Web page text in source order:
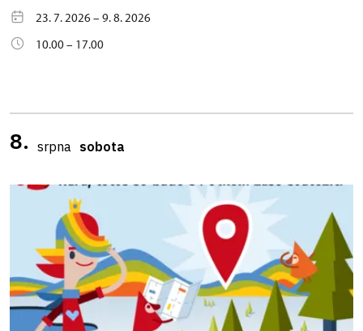
23. 7. 2026 – 9. 8. 2026
10.00 – 17.00
8. srpna sobota